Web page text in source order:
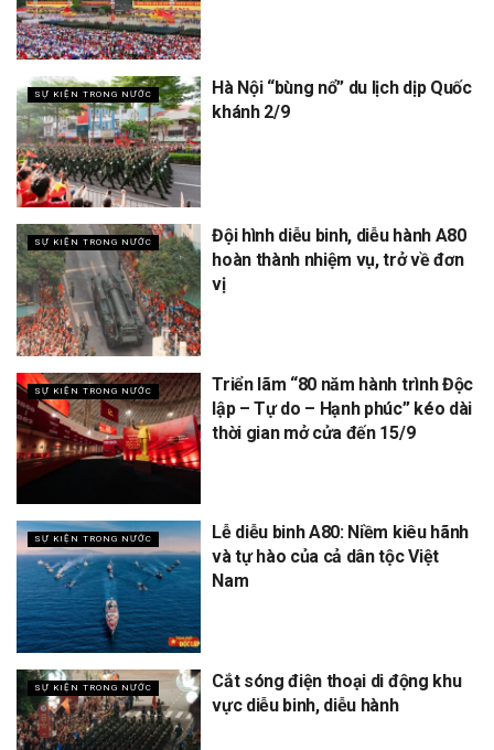
SỰ KIỆN TRONG NƯỚC
Hà Nội “bùng nổ” du lịch dịp Quốc
khánh 2/9
SỰ KIỆN TRONG NƯỚC
Đội hình diễu binh, diễu hành A80
hoàn thành nhiệm vụ, trở về đơn
vị
SỰ KIỆN TRONG NƯỚC
Triển lãm “80 năm hành trình Độc
lập – Tự do – Hạnh phúc” kéo dài
thời gian mở cửa đến 15/9
SỰ KIỆN TRONG NƯỚC
Lễ diễu binh A80: Niềm kiêu hãnh
và tự hào của cả dân tộc Việt
Nam
SỰ KIỆN TRONG NƯỚC
Cắt sóng điện thoại di động khu
vực diễu binh, diễu hành